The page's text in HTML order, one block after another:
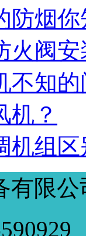
防烟
火阀
不知
机？
机组区
有限公